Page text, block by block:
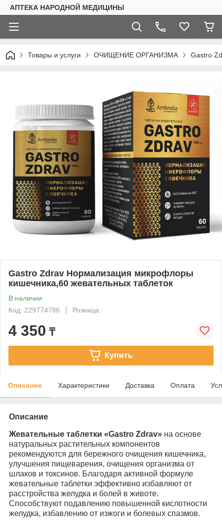
АПТЕКА НАРОДНОЙ МЕДИЦИНЫ
Товары и услуги ОЧИЩЕНИЕ ОРГАНИЗМА Gastro
Gastro Zdrav Нормализация микрофлоры
кишечника,60 жевательных таблеток
В наличии
Код: 229774786
Розница
4 350 ₸
Купить
Описание Характеристики Доставка Оплата
Описание
Жевательные таблетки «Gastro Zdrav» на основе
натуральных растительных компонентов
рекомендуются для бережного очищения кишечника,
улучшения пищеварения, очищения организма от
шлаков и токсинов. Благодаря активной формуле
жевательные таблетки эффективно избавляют от
расстройства желудка и болей в животе.
Способствуют подавлению повышенной кислотности
желудка, избавлению от изжоги и болевых спазмов.